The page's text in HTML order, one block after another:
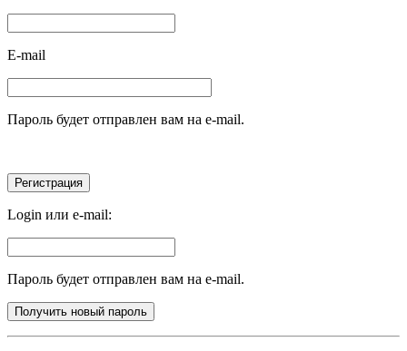
E-mail
Пароль будет отправлен вам на e-mail.
Login или e-mail:
Пароль будет отправлен вам на e-mail.